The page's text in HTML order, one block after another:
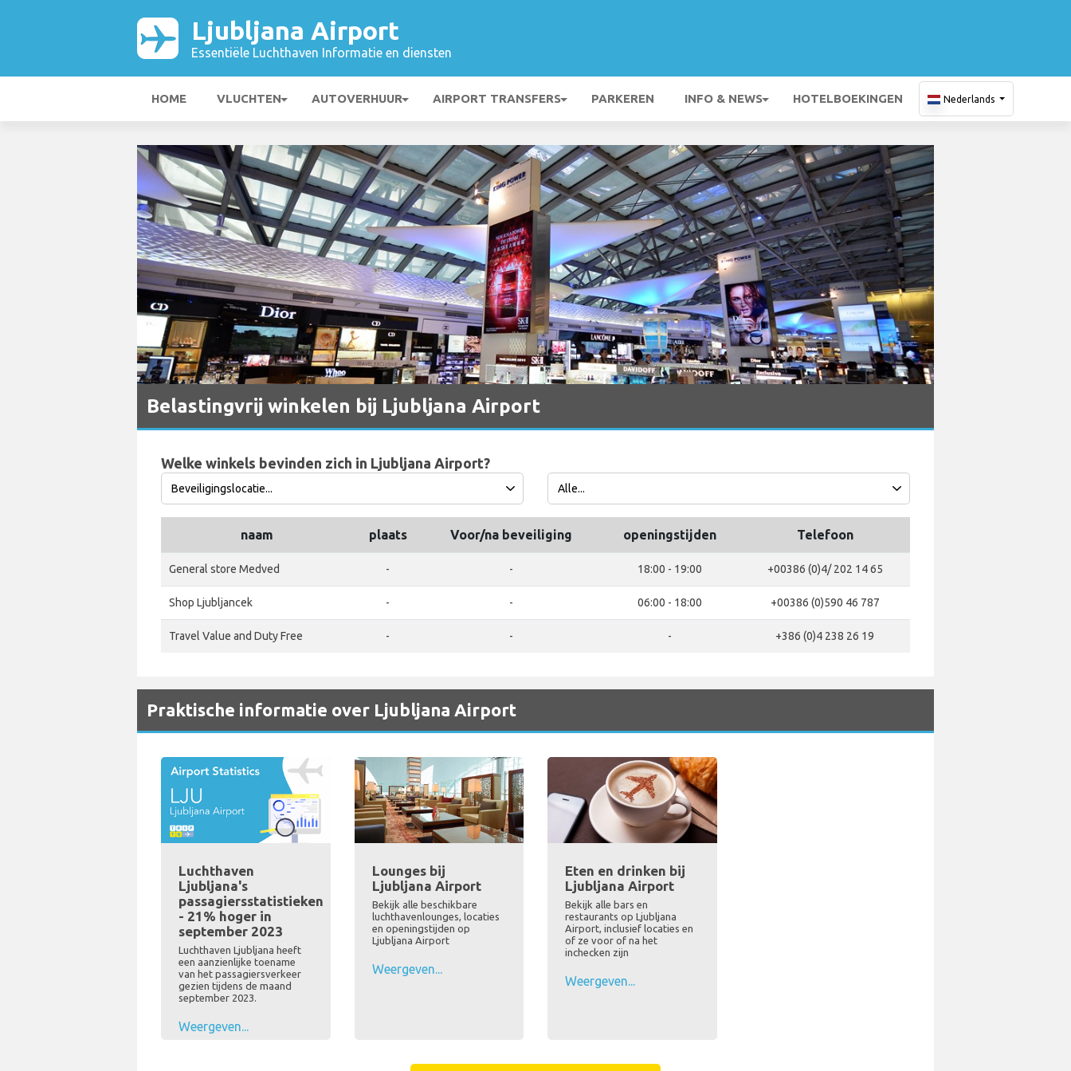
Ljubljana Airport
Essentiële Luchthaven Informatie en diensten
HOME VLUCHTEN AUTOVERHUUR AIRPORT TRANSFERS PARKEREN INFO & NEWS HOTELBOEKINGEN Nederlands
Belastingvrij winkelen bij Ljubljana Airport
Welke winkels bevinden zich in Ljubljana Airport?
naam plaats Voor/na beveiliging openingstijden Telefoon
General store Medved - - 18:00 - 19:00 +00386 (0)4/ 202 14 65
Shop Ljubljancek - - 06:00 - 18:00 +00386 (0)590 46 787
Travel Value and Duty Free - - - +386 (0)4 238 26 19
Praktische informatie over Ljubljana Airport
Luchthaven
Ljubljana's
passagiersstatistieken
- 21% hoger in
september 2023
Luchthaven Ljubljana heeft
een aanzienlijke toename
van het passagiersverkeer
gezien tijdens de maand
september 2023.
Weergeven...
Lounges bij
Ljubljana Airport
Bekijk alle beschikbare
luchthavenlounges, locaties
en openingstijden op
Ljubljana Airport
Weergeven...
Eten en drinken bij
Ljubljana Airport
Bekijk alle bars en
restaurants op Ljubljana
Airport, inclusief locaties en
of ze voor of na het
inchecken zijn
Weergeven...